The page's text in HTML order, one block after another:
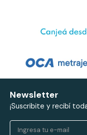
Newsletter
¡Suscribite y recibí